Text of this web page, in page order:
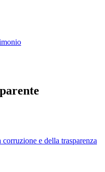
e della trasparenza